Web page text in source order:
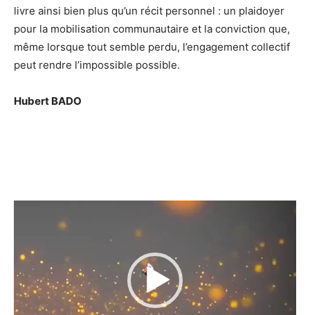
livre ainsi bien plus qu’un récit personnel : un plaidoyer
pour la mobilisation communautaire et la conviction que,
même lorsque tout semble perdu, l’engagement collectif
peut rendre l’impossible possible.
Hubert BADO
Lecteur